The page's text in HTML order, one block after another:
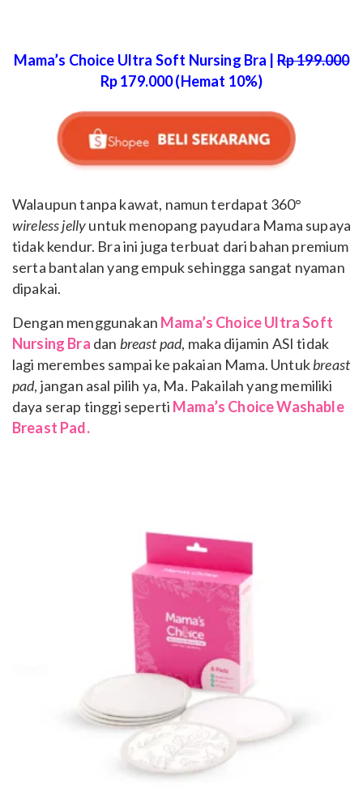
Mama’s Choice Ultra Soft Nursing Bra |Rp 199.000
Rp 179.000 (Hemat 10%)
Walaupun tanpa kawat, namun terdapat 360°
wireless jellyuntuk menopang payudara Mama supaya
tidak kendur. Bra ini juga terbuat dari bahan premium
serta bantalan yang empuk sehingga sangat nyaman
dipakai.
Dengan menggunakan Mama’s Choice Ultra Soft
Nursing Bra dan breast pad, maka dijamin ASI tidak
lagi merembes sampai ke pakaian Mama. Untukbreast
pad, jangan asal pilih ya, Ma. Pakailah yang memiliki
daya serap tinggi seperti Mama’s Choice Washable
Breast Pad.